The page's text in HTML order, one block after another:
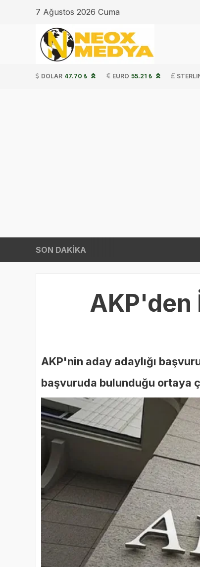
7 Ağustos 2026 Cuma
DOLAR 47.70 ₺ EURO 55.21 ₺
SON DAKİKA
AKP'den
AKP'nin aday adaylığı
başvuruda bulunduğu ortaya